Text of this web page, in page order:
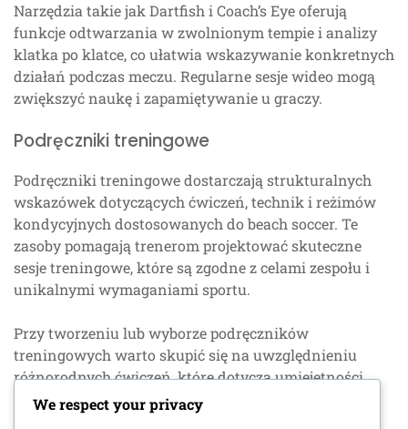
Narzędzia takie jak Dartfish i Coach’s Eye oferują
funkcje odtwarzania w zwolnionym tempie i analizy
klatka po klatce, co ułatwia wskazywanie konkretnych
działań podczas meczu. Regularne sesje wideo mogą
zwiększyć naukę i zapamiętywanie u graczy.
Podręczniki treningowe
Podręczniki treningowe dostarczają strukturalnych
wskazówek dotyczących ćwiczeń, technik i reżimów
kondycyjnych dostosowanych do beach soccer. Te
zasoby pomagają trenerom projektować skuteczne
sesje treningowe, które są zgodne z celami zespołu i
unikalnymi wymaganiami sportu.
Przy tworzeniu lub wyborze podręczników
treningowych warto skupić się na uwzględnieniu
różnorodnych ćwiczeń, które dotyczą umiejętności
technicznych, świadomości taktycznej i kondycji
We respect your privacy